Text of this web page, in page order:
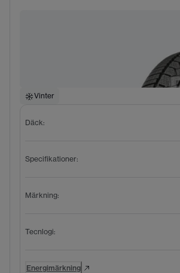
Vinter
Däck:
Specifikationer:
Märkning:
Tecnlogi:
Energimärkning